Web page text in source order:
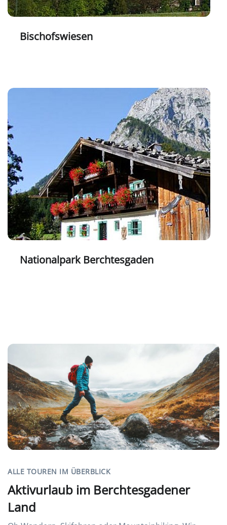
Bischofswiesen
Nationalpark Berchtesgaden
ALLE TOUREN IM ÜBERBLICK
Aktivurlaub im Berchtesgadener
Land